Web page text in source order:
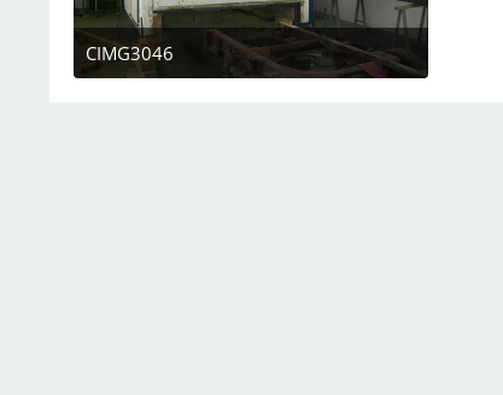
CIMG3046
7. März 2023 um 19:08